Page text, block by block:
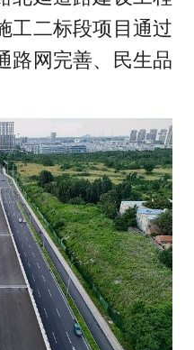
工二标段项目通过
路网完善、民生品